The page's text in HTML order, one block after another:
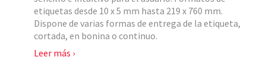
etiquetas desde 10 x 5 mm hasta 219 x 760 mm.
Dispone de varias formas de entrega de la etiqueta,
cortada, en bonina o continuo.
Leer más ›